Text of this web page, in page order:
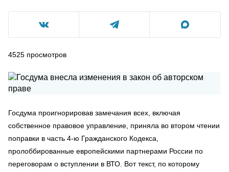
4525 просмотров
Госдума проигнорировав замечания всех, включая
собственное правовое управление, приняла во втором чтении
поправки в часть 4-ю Гражданского Кодекса,
пролоббированные европейскими партнерами России по
переговорам о вступлении в ВТО. Вот текст, по которому